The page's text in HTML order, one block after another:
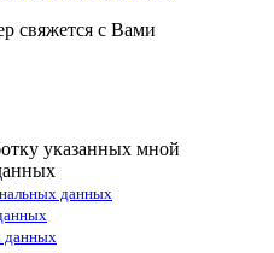
свяжется с Вами
указанных мной
данных
данных